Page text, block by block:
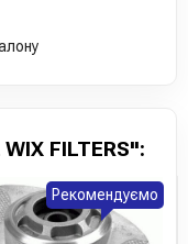
FILTERS":
Рекомендуємо